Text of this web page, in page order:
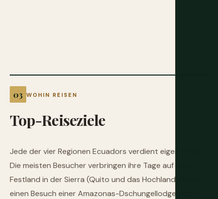
WOHIN REISEN
Top-Reiseziele
Jede der vier Regionen Ecuadors verdient eigene Zeit.
Die meisten Besucher verbringen ihre Tage auf dem
Festland in der Sierra (Quito und das Hochland), fügen
einen Besuch einer Amazonas-Dschungellodge hinzu